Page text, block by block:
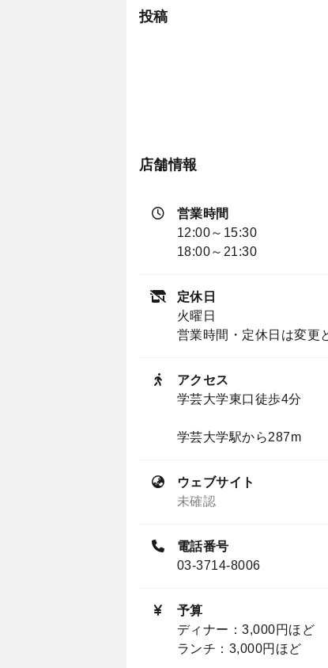
投稿
店舗情報
営業時間
12:00～15:30
18:00～21:30
定休日
火曜日
営業時間・定休日は変更
アクセス
学芸大学東口徒歩4分
学芸大学駅から287m
ウェブサイト
未確認
電話番号
03-3714-8006
予算
ディナー：3,000円ほど
ランチ：3,000円ほど